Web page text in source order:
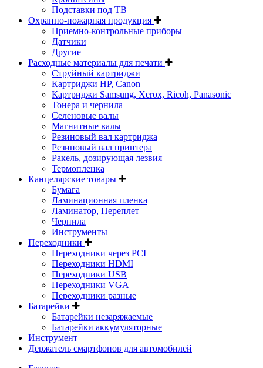
Подставки под ТВ
Охранно-пожарная продукция
Приемно-контрольные приборы
Датчики
Другие
Расходные материалы для печати
Струйный картриджи
Картриджи HP, Canon
Картриджи Samsung, Xerox, Ricoh, Panasonic
Тонера и чернила
Селеновые валы
Магнитные валы
Резиновый вал картриджа
Резиновый вал принтера
Ракель, дозирующая лезвия
Термопленка
Канцелярские товары
Бумага
Ламинационная пленка
Ламинатор, Переплет
Чернила
Инструменты
Переходники
Переходники через PCI
Переходники HDMI
Переходники USB
Переходники VGA
Переходники разные
Батарейки
Батарейки незаряжаемые
Батарейки аккумуляторные
Инструмент
Держатель смартфонов для автомобилей